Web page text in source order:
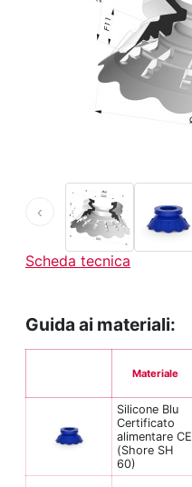
‹
Scheda tecnica
Guida ai materiali:
Materiale
Silicone Blu
Certificato
alimentare CE
(Shore SH
60)